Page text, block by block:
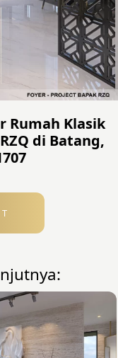
Rumah Klasik
di Batang,